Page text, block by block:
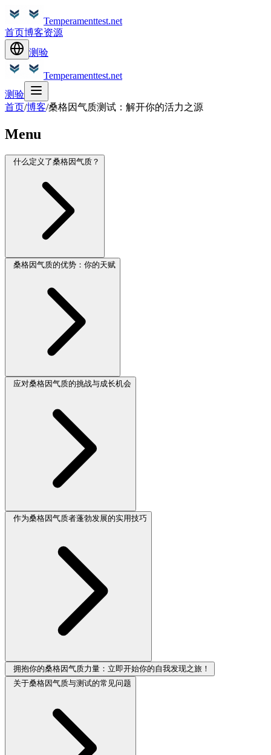
Temperamenttest.net
首页博客资源
测验
Temperamenttest.net
测验
首页/博客/桑格因气质测试：解开你的活力之源
Menu
什么定义了桑格因气质？
桑格因气质的优势：你的天赋
应对桑格因气质的挑战与成长机会
作为桑格因气质者蓬勃发展的实用技巧
拥抱你的桑格因气质力量：立即开始你的自我发现之旅！
关于桑格因气质与测试的常见问题